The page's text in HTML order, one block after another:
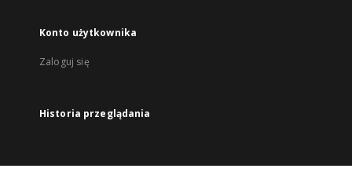
Konto użytkownika
Zaloguj się
Historia przeglądania